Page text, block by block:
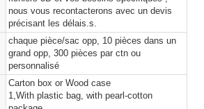
nous vous recontacterons avec un devis
précisant les délais.s.
chaque pièce/sac opp, 10 pièces dans un
grand opp, 300 pièces par ctn ou
personnalisé
Carton box or Wood case
1,With plastic bag, with pearl-cotton